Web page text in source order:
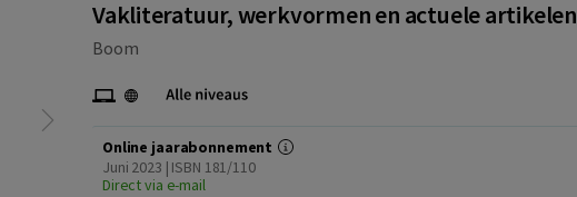
Vakliteratuur, werkvormen en actuele artikelen
Boom
Online jaarabonnement
Juni 2023 | ISBN 181/110
Direct via e-mail